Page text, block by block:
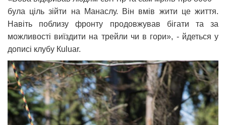
була ціль зійти на Манаслу. Він вмів жити це життя.
Навіть поблизу фронту продовжував бігати та за
можливості виїздити на трейли чи в гори», - йдеться у
дописі клубу Кuluar.